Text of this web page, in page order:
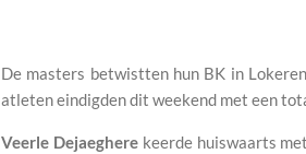
De masters betwistten hun BK in
atleten eindigden dit weekend met een
Veerle Dejaegherekeerde huiswaarts